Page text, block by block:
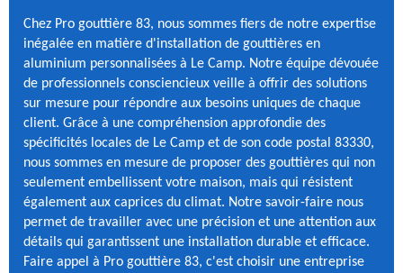
Chez Pro gouttière 83, nous sommes fiers de notre expertise
inégalée en matière d'installation de gouttières en
aluminium personnalisées à Le Camp. Notre équipe dévouée
de professionnels consciencieux veille à offrir des solutions
sur mesure pour répondre aux besoins uniques de chaque
client. Grâce à une compréhension approfondie des
spécificités locales de Le Camp et de son code postal 83330,
nous sommes en mesure de proposer des gouttières qui non
seulement embellissent votre maison, mais qui résistent
également aux caprices du climat. Notre savoir-faire nous
permet de travailler avec une précision et une attention aux
détails qui garantissent une installation durable et efficace.
Faire appel à Pro gouttière 83, c'est choisir une entreprise